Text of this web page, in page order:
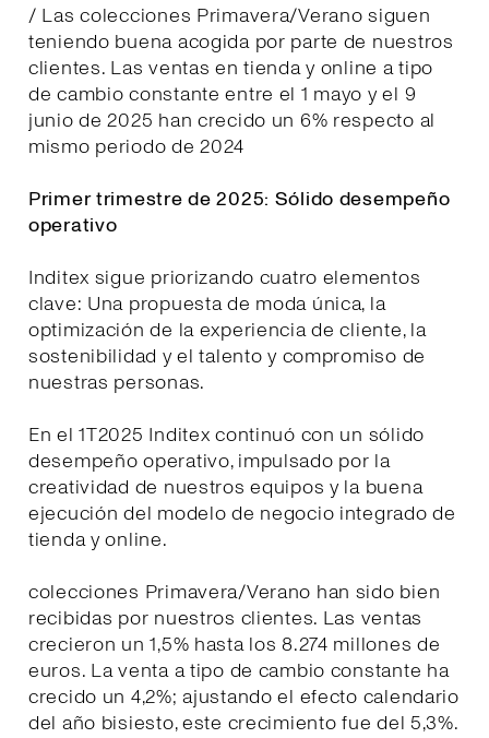
/ Las colecciones Primavera/Verano siguen
teniendo buena acogida por parte de nuestros
clientes. Las ventas en tienda y online a tipo
de cambio constante entre el 1 mayo y el 9
junio de 2025 han crecido un 6% respecto al
mismo periodo de 2024
Primer trimestre de 2025: Sólido desempeño
operativo
Inditex sigue priorizando cuatro elementos
clave: Una propuesta de moda única, la
optimización de la experiencia de cliente, la
sostenibilidad y el talento y compromiso de
nuestras personas.
En el 1T2025 Inditex continuó con un sólido
desempeño operativo, impulsado por la
creatividad de nuestros equipos y la buena
ejecución del modelo de negocio integrado de
tienda y online.
colecciones Primavera/Verano han sido bien
recibidas por nuestros clientes. Las ventas
crecieron un 1,5% hasta los 8.274 millones de
euros. La venta a tipo de cambio constante ha
crecido un 4,2%; ajustando el efecto calendario
del año bisiesto, este crecimiento fue del 5,3%.